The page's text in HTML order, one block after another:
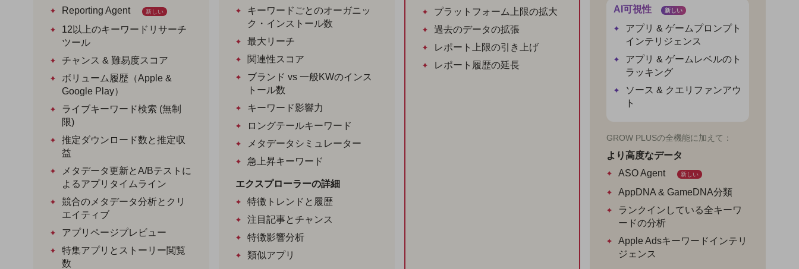
Reporting Agent
新しい
12以上のキーワードリサーチ
ツール
チャンス & 難易度スコア
ボリューム履歴（Apple &
Google Play）
ライブキーワード検索 (無制
限)
推定ダウンロード数と推定収
益
メタデータ更新とA/Bテストに
よるアプリタイムライン
競合のメタデータ分析とクリ
エイティブ
アプリページプレビュー
特集アプリとストーリー閲覧
数
キーワードごとのオーガニッ
ク・インストール数
最大リーチ
関連性スコア
ブランド vs 一般KWのインス
トール数
キーワード影響力
ロングテールキーワード
メタデータシミュレーター
急上昇キーワード
エクスプローラーの詳細
特徴トレンドと履歴
注目記事とチャンス
特徴影響分析
類似アプリ
プラットフォーム上限の拡大
過去のデータの拡張
レポート上限の引き上げ
レポート履歴の延長
AI可視性 新しい
アプリ & ゲームプロンプト
インテリジェンス
アプリ & ゲームレベルのト
ラッキング
ソース & クエリファンアウ
ト
GROW PLUSの全機能に加えて：
より高度なデータ
ASO Agent
新しい
AppDNA & GameDNA分類
ランクインしている全キーワ
ードの分析
Apple Adsキーワードインテリ
ジェンス